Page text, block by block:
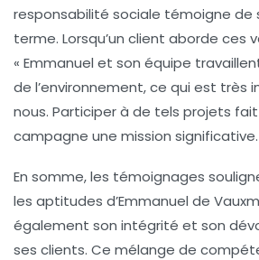
responsabilité sociale témoigne de
terme. Lorsqu’un client aborde ces
« Emmanuel et son équipe
de l’environnement, ce qui est très
nous. Participer à de tels projets
campagne une mission significative.
En somme, les témoignages
les aptitudes d’Emmanuel de
également son intégrité et son
ses clients. Ce mélange de